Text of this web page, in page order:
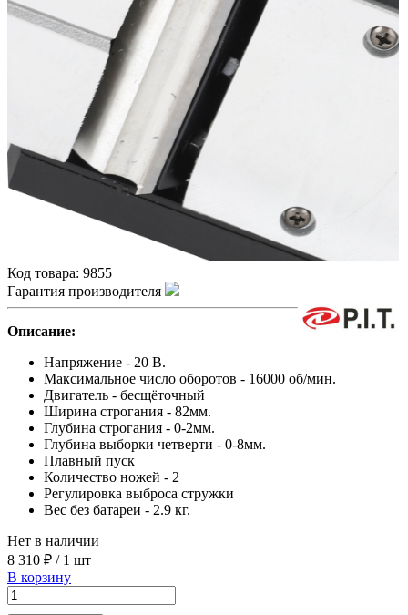
Код товара: 9855
Гарантия производителя
Описание:
Напряжение - 20 В.
Максимальное число оборотов - 16000 об/мин.
Двигатель - бесщёточный
Ширина строгания - 82мм.
Глубина строгания - 0-2мм.
Глубина выборки четверти - 0-8мм.
Плавный пуск
Количество ножей - 2
Регулировка выброса стружки
Вес без батареи - 2.9 кг.
Нет в наличии
8 310 ₽ / 1 шт
В корзину